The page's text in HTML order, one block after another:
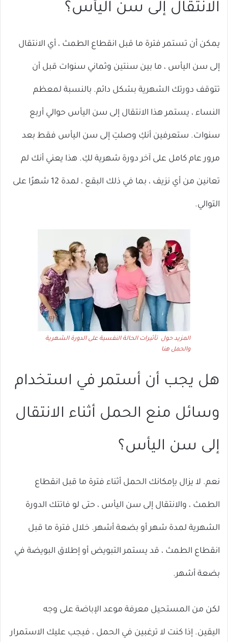
الانتقال إلى سن اليأس؟
يمكن أن تستمر فترة ما قبل انقطاع الطمث ، أي الانتقال
إلى سن اليأس ، ما بين سنتين وثماني سنوات قبل أن
تتوقف دورتك الشهرية بشكل دائم. بالنسبة لمعظم
النساء ، يستمر هذا الانتقال إلى سن اليأس حوالي أربع
سنوات. ستعرفين أنكِ وصلتِ إلى سن اليأس فقط بعد
مرور عام كامل على آخر دورة شهرية لكِ. هذا يعني أنك لم
تعانين من أي نزيف ، بما في ذلك البقع ، لمدة 12 شهرًا على
التوالي.
المزيد حول تأثيرات الحالة النفسية على الدورة الشهرية
والحمل هنا
هل يجب أن أستمر في استخدام
وسائل منع الحمل أثناء الانتقال
إلى سن اليأس؟
نعم. لا يزال بإمكانك الحمل أثناء فترة ما قبل انقطاع
الطمث ، والانتقال إلى سن اليأس ، حتى لو فاتتك الدورة
الشهرية لمدة شهر أو بضعة أشهر. خلال فترة ما قبل
انقطاع الطمث ، قد يستمر التبويض أو إطلاق البويضة في
بضعة أشهر.
لكن من المستحيل معرفة موعد الإباضة على وجه
اليقين. إذا كنت لا ترغبين في الحمل ، فيجب عليك الاستمرار